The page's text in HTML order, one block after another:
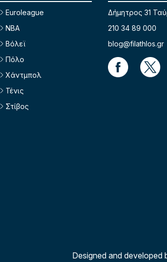
Euroleague
NBA
Βόλεϊ
Πόλο
Χάντμπολ
Τένις
Στίβος
Δήμητρος 31
210 34 89 000
blog@filathlos.gr
Designed and developed